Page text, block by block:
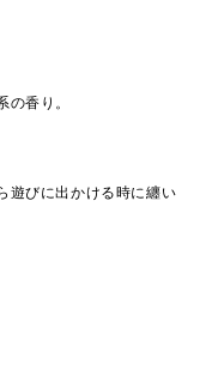
香り。
遊びに出かける時に纏い